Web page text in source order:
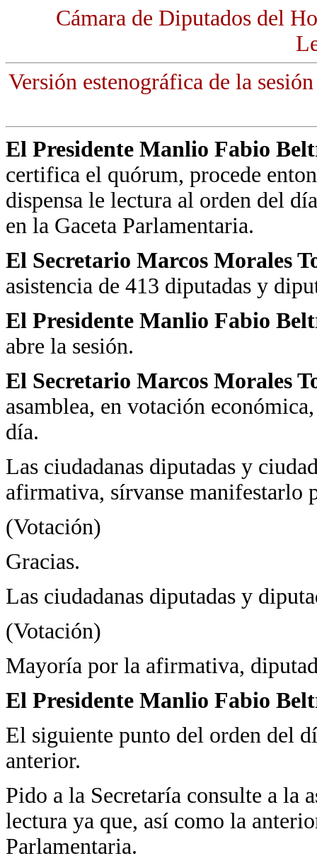
Cámara de Diputados del
Versión estenográfica de la
El Presidente Manlio Fabio
certifica el quórum, procede
dispensa le lectura al orden del
en la Gaceta Parlamentaria.
El Secretario Marcos Morales
asistencia de 413 diputadas y
El Presidente Manlio Fabio
abre la sesión.
El Secretario Marcos Morales
asamblea, en votación
día.
Las ciudadanas diputadas y
afirmativa, sírvanse manifestarlo
(Votación)
Gracias.
Las ciudadanas diputadas y
(Votación)
Mayoría por la afirmativa,
El Presidente Manlio Fabio
El siguiente punto del orden del
anterior.
Pido a la Secretaría consulte a la
lectura ya que, así como la
Parlamentaria.